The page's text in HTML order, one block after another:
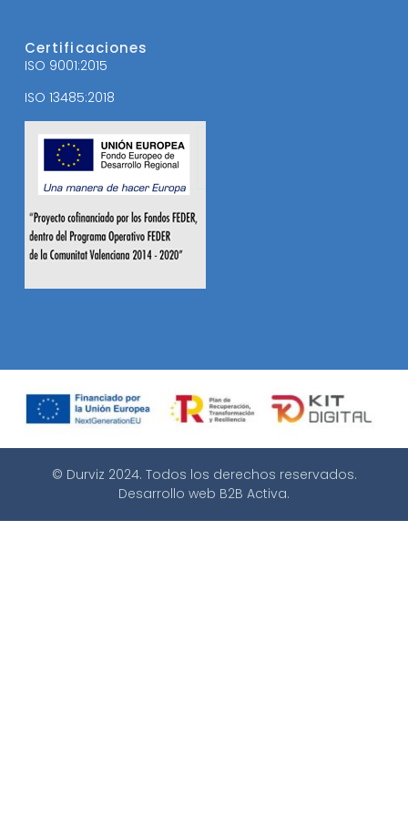
Certificaciones
ISO 9001:2015
ISO 13485:2018
© Durviz 2024. Todos los derechos reservados.
Desarrollo web B2B Activa.